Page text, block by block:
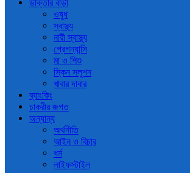
ডাক্তার বাড়ী
ওষুধ
স্বাস্থ্য
নারী স্বাস্থ্য
প্রেগন্যান্সি
মা ও শিশু
স্কিন সলুশন
খাবার দাবার
ব্যাংকিং
চাকরীর জগত
অন্যান্য
অর্থনীতি
আইন ও বিচার
ধর্ম
লাইফস্টাইল